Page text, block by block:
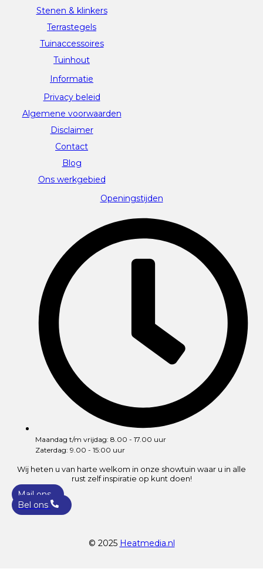
Stenen & klinkers
Terrastegels
Tuinaccessoires
Tuinhout
Informatie
Privacy beleid
Algemene voorwaarden
Disclaimer
Contact
Blog
Ons werkgebied
Openingstijden
Maandag t/m vrijdag: 8.00 - 17.00 uur
Zaterdag: 9.00 - 15:00 uur
Wij heten u van harte welkom in onze showtuin waar u in alle
rust zelf inspiratie op kunt doen!
Mail ons
Bel ons
© 2025 Heatmedia.nl